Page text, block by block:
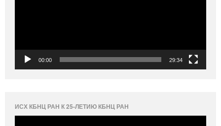
00:00 29:34
ИСХ КБНЦ РАН К 25-ЛЕТИЮ КБНЦ РАН